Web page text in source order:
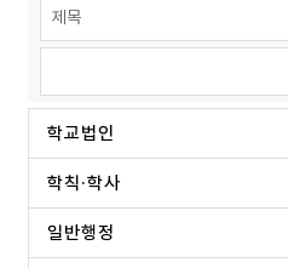
학교법인
학칙·학사
일반행정